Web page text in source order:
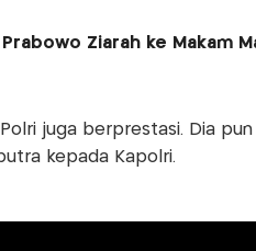
Ziarah ke Makam
juga berprestasi. Dia
kepada Kapolri.